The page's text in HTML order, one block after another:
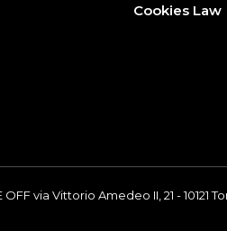
Cookies Law
OFF via Vittorio Amedeo II, 21 -